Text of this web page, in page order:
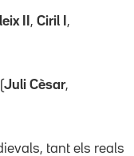
II , Ciril I ,
Juli Cèsar,
tant els reals